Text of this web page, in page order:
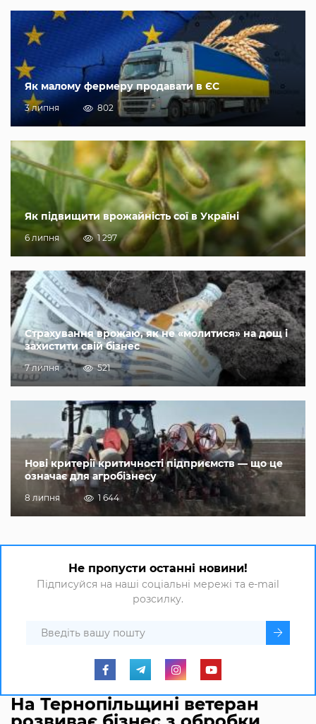
Як малому фермеру продавати в ЄС
3 липня 802
Як підвищити врожайність сої в Україні
6 липня 1 297
Страхування врожаю, як не «молитися» на дощ і
захистити свій бізнес
7 липня 521
Нові критерії критичності підприємств — що це
означає для агробізнесу
8 липня 1 644
Не пропусти останні новини!
Підписуйся на наші соціальні мережі та e-mail
розсилку.
На Тернопільщині ветеран